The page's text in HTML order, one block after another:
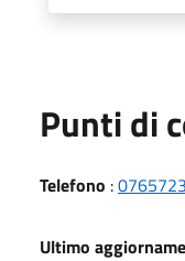
Punti di
Telefono :
Ultimo